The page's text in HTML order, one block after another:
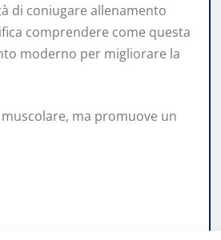
di coniugare allenamento
comprendere come questa
moderno per migliorare la
ma promuove un